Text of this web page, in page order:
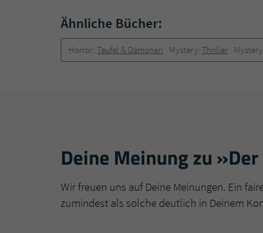
Ähnliche Bücher:
Horror: Teufel & Dämonen Mystery: Thriller
Deine Meinung zu
Wir freuen uns auf Deine Meinungen. Ein
zumindest als solche deutlich in Deinem